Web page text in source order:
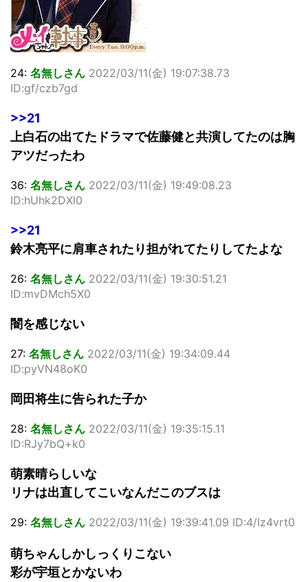
24: 名無しさん 2022/03/11(金) 19:07:38.73
ID:gf/czb7gd
>>21
上白石の出てたドラマで佐藤健と共演してたのは胸
アツだったわ
36: 名無しさん 2022/03/11(金) 19:49:08.23
ID:hUhk2DXl0
>>21
鈴木亮平に肩車されたり担がれてたりしてたよな
26: 名無しさん 2022/03/11(金) 19:30:51.21
ID:mvDMch5X0
闇を感じない
27: 名無しさん 2022/03/11(金) 19:34:09.44
ID:pyVN48oK0
岡田将生に告られた子か
28: 名無しさん 2022/03/11(金) 19:35:15.11
ID:RJy7bQ+k0
萌素晴らしいな
リナは出直してこいなんだこのブスは
29: 名無しさん 2022/03/11(金) 19:39:41.09 ID:4/Iz4vrt0
萌ちゃんしかしっくりこない
彩が宇垣とかないわ